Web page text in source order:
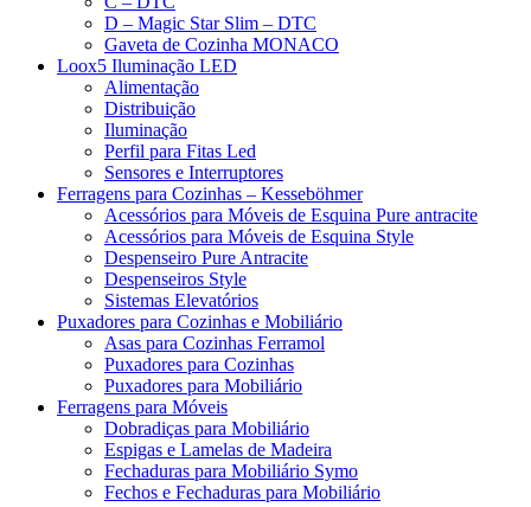
D – Magic Star Slim – DTC
Gaveta de Cozinha MONACO
Loox5 Iluminação LED
Alimentação
Distribuição
Iluminação
Perfil para Fitas Led
Sensores e Interruptores
Ferragens para Cozinhas – Kesseböhmer
Acessórios para Móveis de Esquina Pure antracite
Acessórios para Móveis de Esquina Style
Despenseiro Pure Antracite
Despenseiros Style
Sistemas Elevatórios
Puxadores para Cozinhas e Mobiliário
Asas para Cozinhas Ferramol
Puxadores para Cozinhas
Puxadores para Mobiliário
Ferragens para Móveis
Dobradiças para Mobiliário
Espigas e Lamelas de Madeira
Fechaduras para Mobiliário Symo
Fechos e Fechaduras para Mobiliário